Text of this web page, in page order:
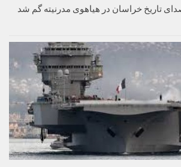
تاریخ خراسان در هیاهوی مدرنیته گم شد